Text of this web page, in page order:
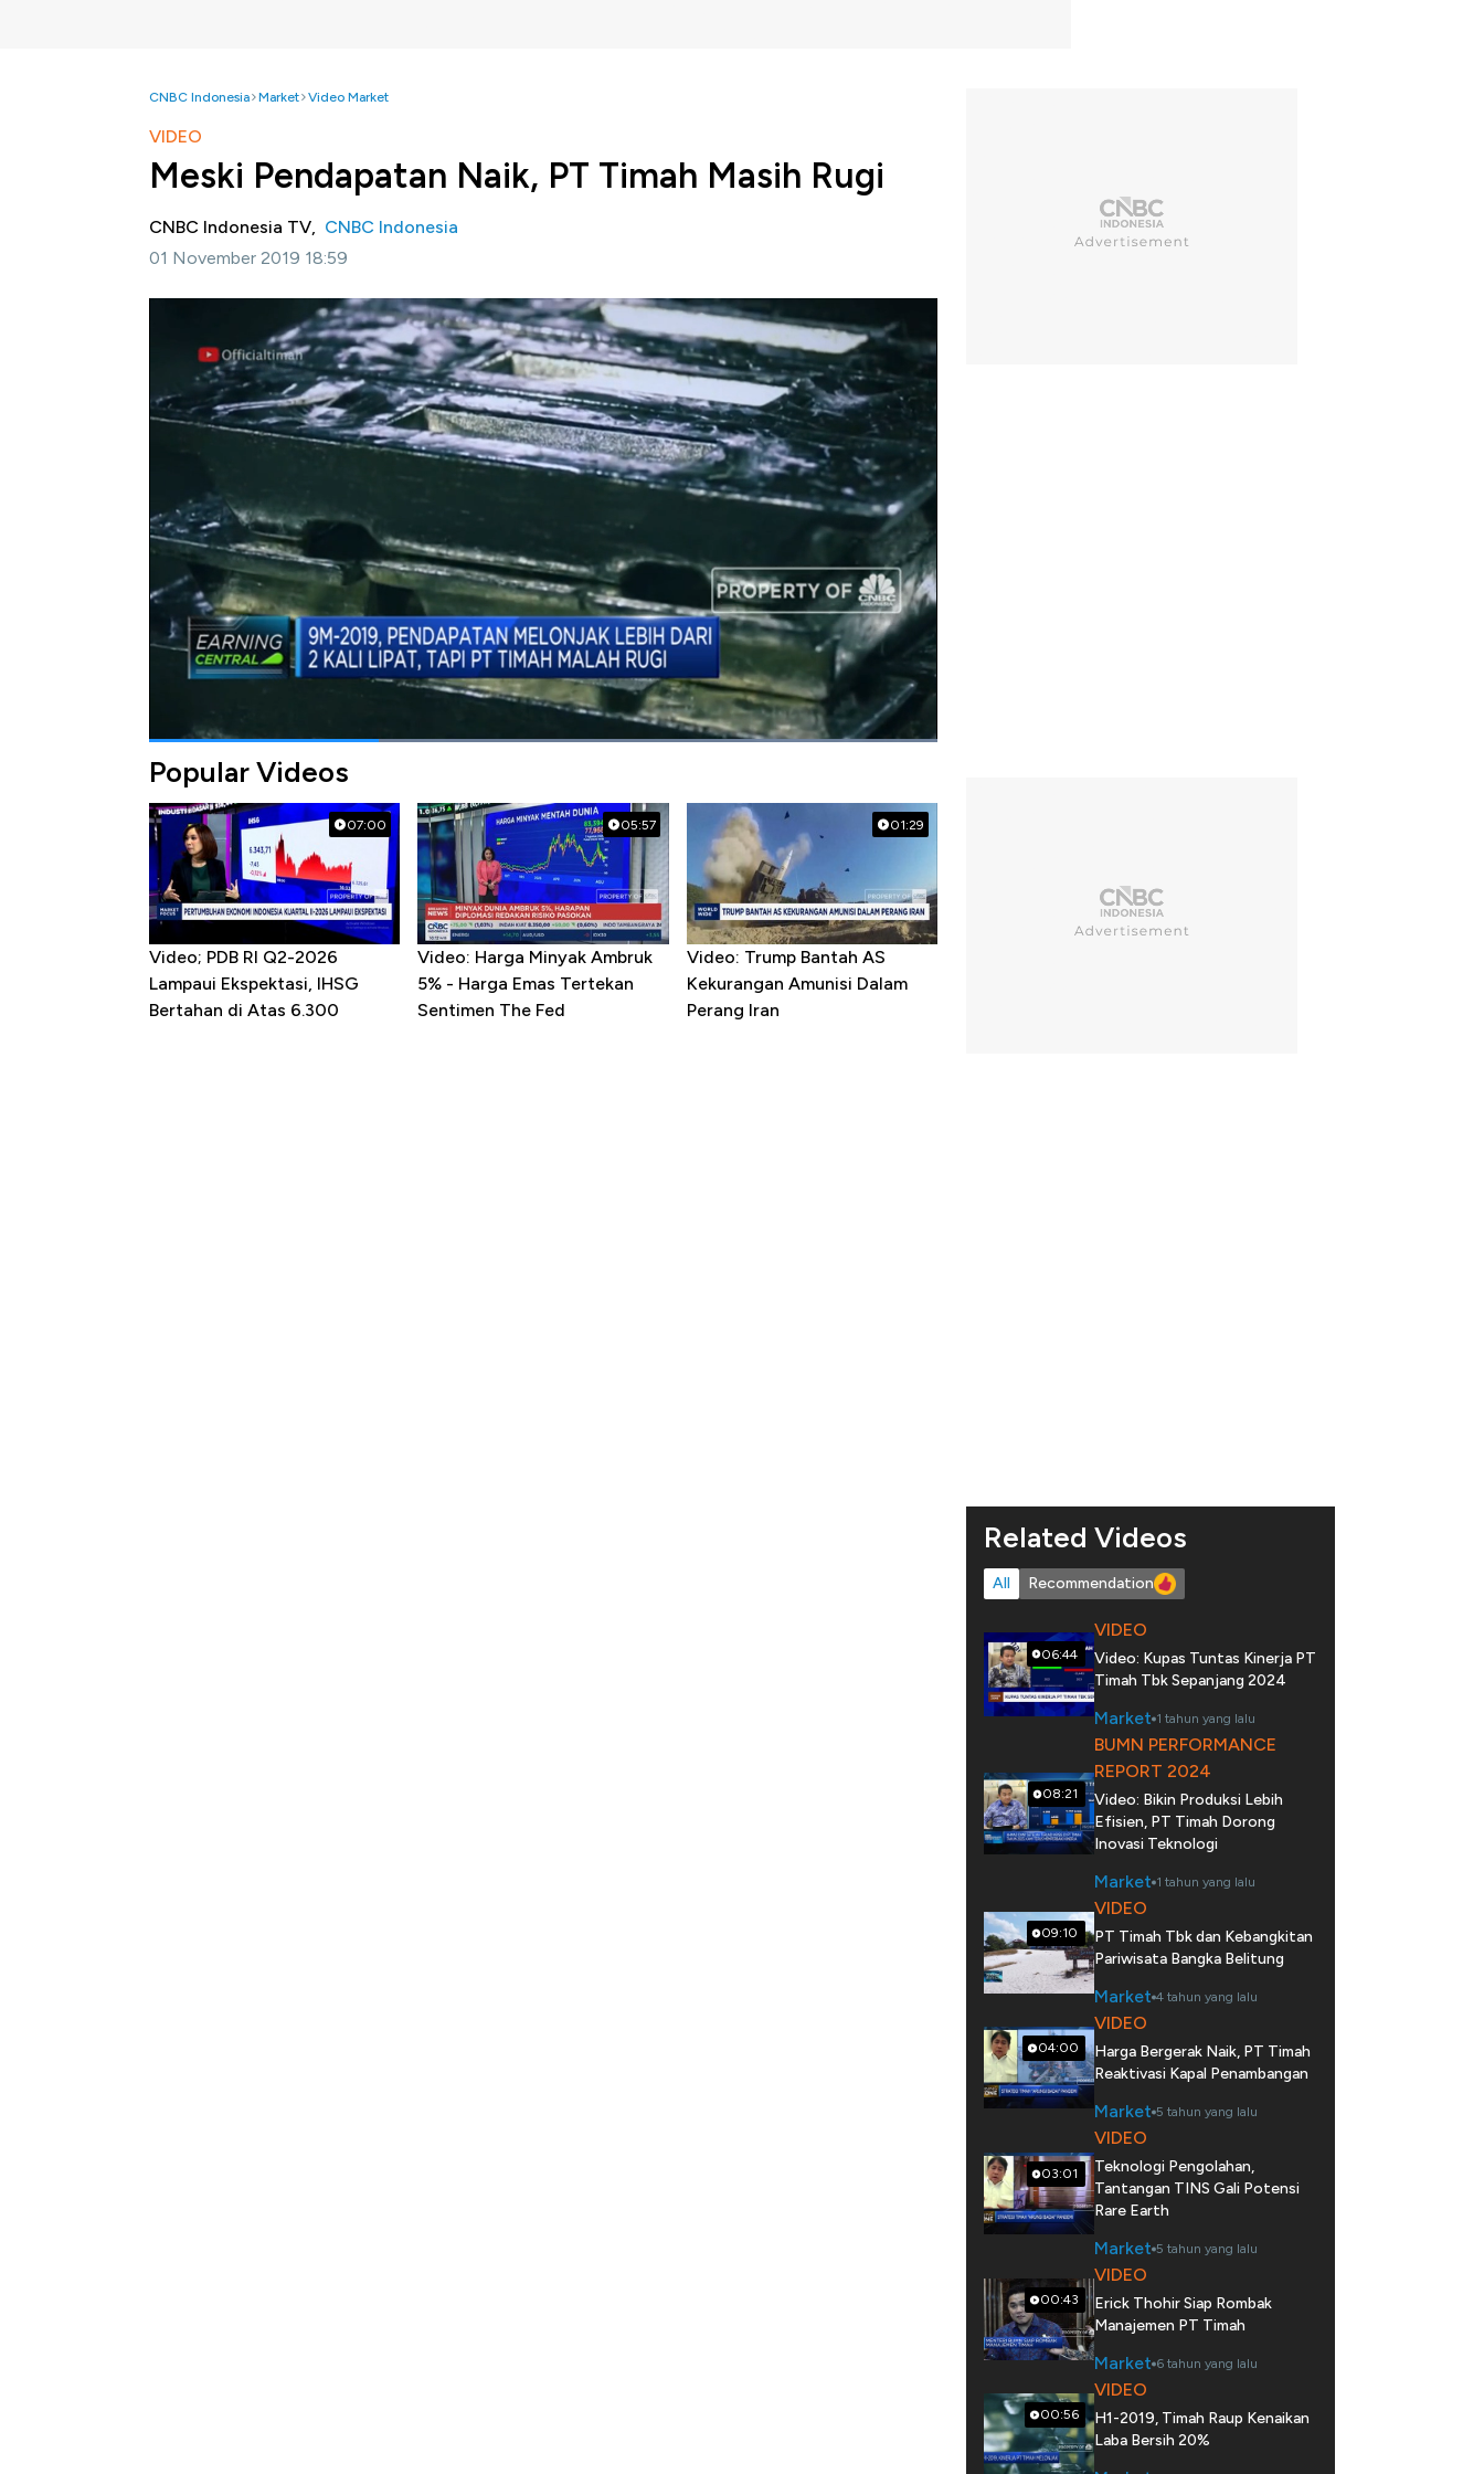
CNBC Indonesia Market Video Market
VIDEO
Meski Pendapatan Naik, PT Timah Masih Rugi
CNBC Indonesia TV, CNBC Indonesia
01 November 2019 18:59
Jakarta, CNBC Indonesia -PT Timah Tbk (IDX: TINS) mencatat rugi bersih di akhir September 2019
meskipun pendapatannya melonjak lebih dari 2 kali lipat. PT Timah mencatat pendapatan Rp 14,6
triliun melonjak 144,6% secara tahunan. Namun beban pokok pendapatan perseroan juga melonjak
lebih tinggi hingga 136, 6 persen secara tahunan menjadi Rp 13,5 triliun rupiah.
Selengkapnya dalam program Closing Bell CNBC Indonesia (Jumat, 01/11/2019) berikut ini.
Bagikan:
#pt timah #timah #rugi bersih
Popular Videos
07:00
Video; PDB RI Q2-2026
Lampaui Ekspektasi, IHSG
Bertahan di Atas 6.300
05:57
Video: Harga Minyak Ambruk
5% - Harga Emas Tertekan
Sentimen The Fed
01:29
Video: Trump Bantah AS
Kekurangan Amunisi Dalam
Perang Iran
Related Videos
All Recommendation
06:44
VIDEO
Video: Kupas Tuntas Kinerja PT
Timah Tbk Sepanjang 2024
Market 1 tahun yang lalu
08:21
BUMN PERFORMANCE
REPORT 2024
Video: Bikin Produksi Lebih
Efisien, PT Timah Dorong
Inovasi Teknologi
Market 1 tahun yang lalu
09:10
VIDEO
PT Timah Tbk dan Kebangkitan
Pariwisata Bangka Belitung
Market 4 tahun yang lalu
04:00
VIDEO
Harga Bergerak Naik, PT Timah
Reaktivasi Kapal Penambangan
Market 5 tahun yang lalu
03:01
VIDEO
Teknologi Pengolahan,
Tantangan TINS Gali Potensi
Rare Earth
Market 5 tahun yang lalu
00:43
VIDEO
Erick Thohir Siap Rombak
Manajemen PT Timah
Market 6 tahun yang lalu
00:56
VIDEO
H1-2019, Timah Raup Kenaikan
Laba Bersih 20%